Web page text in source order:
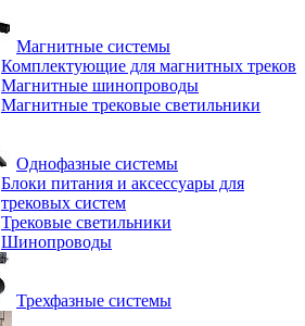
Магнитные системы
Комплектующие для магнитных треков
Магнитные шинопроводы
Магнитные трековые светильники
Однофазные системы
Блоки питания и аксессуары для
трековых систем
Трековые светильники
Шинопроводы
Трехфазные системы